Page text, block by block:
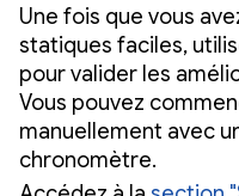
Une fois que vous
statiques faciles,
pour valider les
Vous pouvez
manuellement avec
chronomètre.